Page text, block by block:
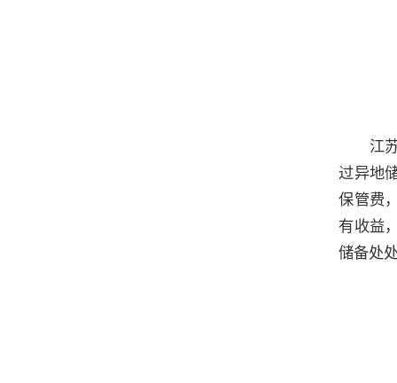
江
过异地
保管费
有收益
储备处